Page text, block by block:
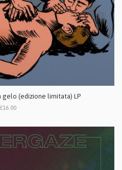
gelo (edizione limitata) LP